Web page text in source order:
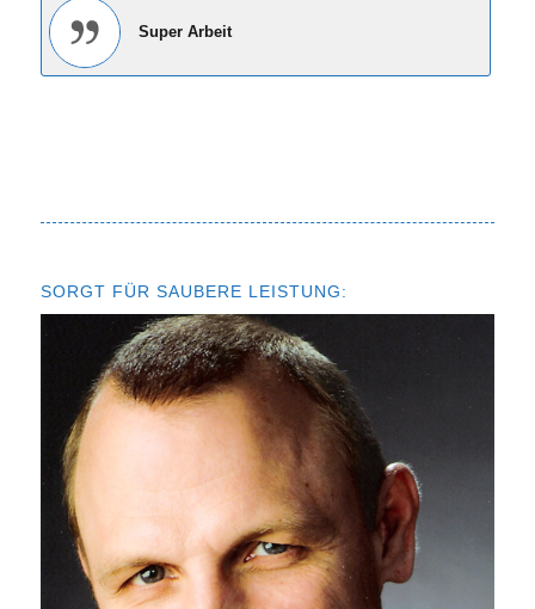
Super Arbeit
SORGT FÜR SAUBERE LEISTUNG: